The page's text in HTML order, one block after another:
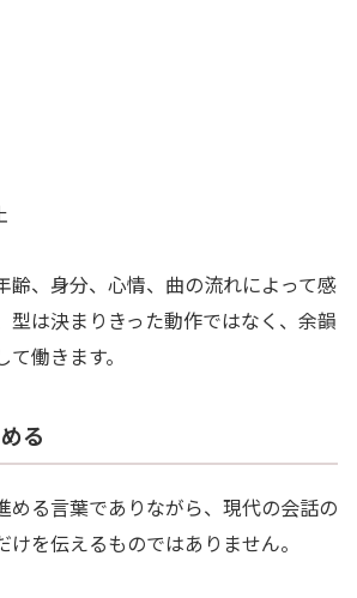
齢、身分、心情、曲の流れによって感
型は決まりきった動作ではなく、余韻
働きます。
る
める言葉でありながら、現代の会話の
けを伝えるものではありません。